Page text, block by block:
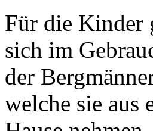
Für die Kinder
sich im
der
welche sie aus